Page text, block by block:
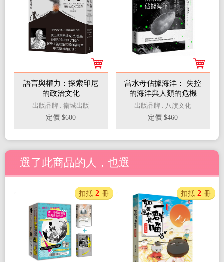
語言與權力：探索印尼
的政治文化
出版品牌 : 衛城出版
定價 $600
當水母佔據海洋： 失控
的海洋與人類的危機
出版品牌 : 八旗文化
定價 $460
選了此商品的人，也選
扣抵 2 冊 扣抵 2 冊